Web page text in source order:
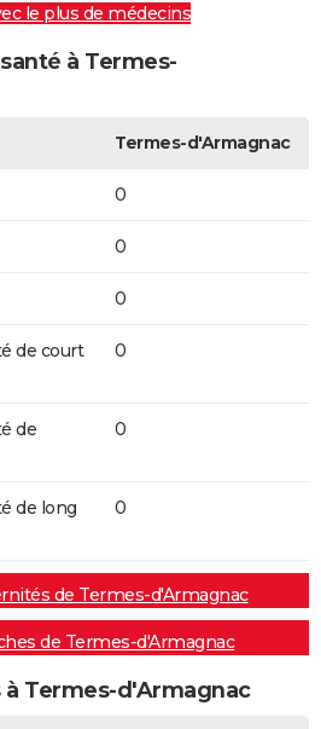
le plus de médecins
à Termes-
Termes-d'Armagnac
0
0
0
de court
0
de
0
de long
0
de Termes-d'Armagnac
de Termes-d'Armagnac
Termes-d'Armagnac